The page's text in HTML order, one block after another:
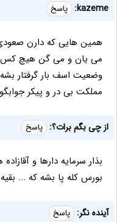
kazeme: پاسخ
همین هایی که دارن
می یان و می گن هیچ کس
وضعیت اسف بار گرفتار
مملکت بی در و پیکر
از چی بگم برات؟: پاسخ
بذار سرمایه دارها و
بورس کله پا بشه که ...
آینده نگر: پاسخ